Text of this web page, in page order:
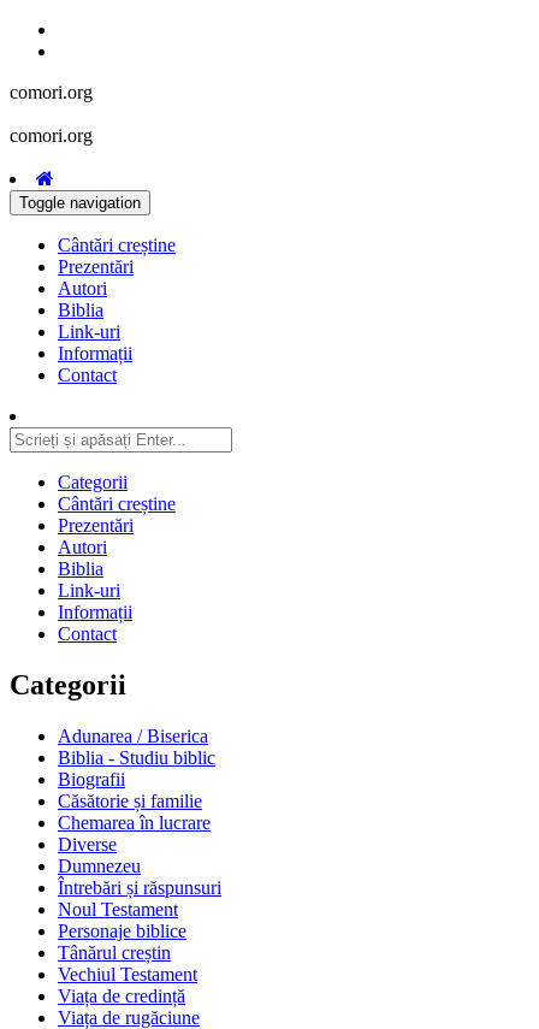
comori.org
comori.org
Toggle navigation
Cântări creștine
Prezentări
Autori
Biblia
Link-uri
Informații
Contact
Categorii
Cântări creștine
Prezentări
Autori
Biblia
Link-uri
Informații
Contact
Categorii
Adunarea / Biserica
Biblia - Studiu biblic
Biografii
Căsătorie și familie
Chemarea în lucrare
Diverse
Dumnezeu
Întrebări și răspunsuri
Noul Testament
Personaje biblice
Tânărul creștin
Vechiul Testament
Viața de credință
Viața de rugăciune